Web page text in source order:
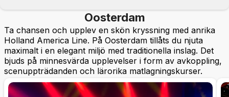
Oosterdam
Ta chansen och upplev en skön kryssning med anrika
Holland America Line. På Oosterdam tillåts du njuta
maximalt i en elegant miljö med traditionella inslag. Det
bjuds på minnesvärda upplevelser i form av avkoppling,
scenuppträdanden och lärorika matlagningskurser.